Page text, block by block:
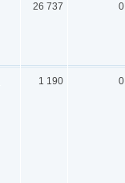
26 737 0
1 190 0